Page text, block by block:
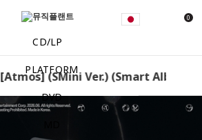
0
CD/LP
PLATFORM
DVD
(SMini Ver.) (Smart Album)